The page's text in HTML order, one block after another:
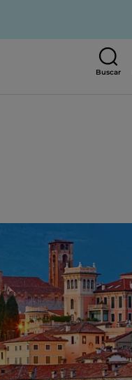
Buscar